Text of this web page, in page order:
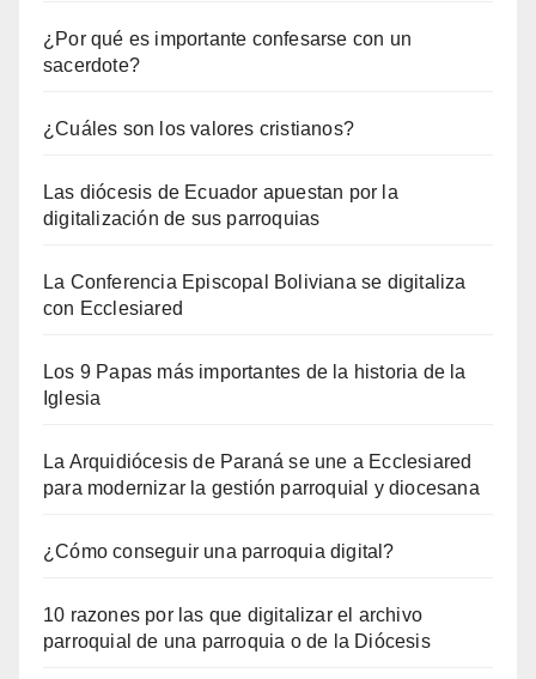
¿Por qué es importante confesarse con un
sacerdote?
¿Cuáles son los valores cristianos?
Las diócesis de Ecuador apuestan por la
digitalización de sus parroquias
La Conferencia Episcopal Boliviana se digitaliza
con Ecclesiared
Los 9 Papas más importantes de la historia de la
Iglesia
La Arquidiócesis de Paraná se une a Ecclesiared
para modernizar la gestión parroquial y diocesana
¿Cómo conseguir una parroquia digital?
10 razones por las que digitalizar el archivo
parroquial de una parroquia o de la Diócesis